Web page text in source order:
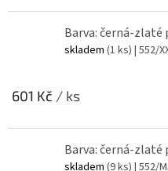
Barva: černá-zlaté
skladem (1 ks) | 552/
601 Kč / ks
Barva: černá-zlaté
skladem (9 ks) | 552/